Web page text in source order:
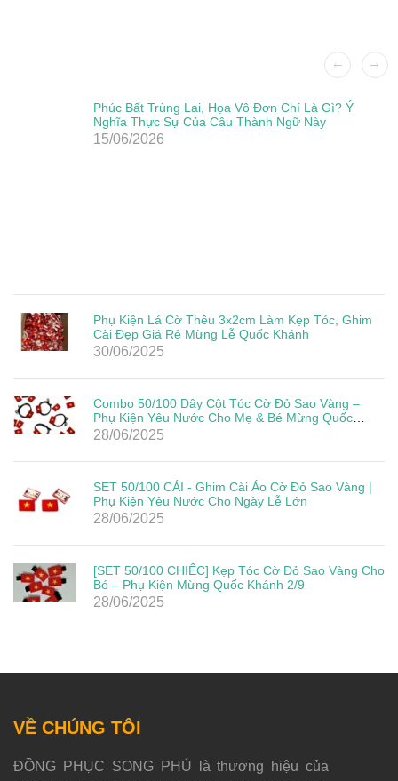
Phúc Bất Trùng Lai, Họa Vô Đơn Chí Là Gì? Ý
Nghĩa Thực Sự Của Câu Thành Ngữ Này
15/06/2026
Phụ Kiện Lá Cờ Thêu 3x2cm Làm Kẹp Tóc, Ghim
Cài Đẹp Giá Rẻ Mừng Lễ Quốc Khánh
30/06/2025
Combo 50/100 Dây Cột Tóc Cờ Đỏ Sao Vàng –
Phụ Kiện Yêu Nước Cho Mẹ & Bé Mừng Quốc
Khánh 2/9
28/06/2025
SET 50/100 CÁI - Ghim Cài Áo Cờ Đỏ Sao Vàng |
Phụ Kiện Yêu Nước Cho Ngày Lễ Lớn
28/06/2025
[SET 50/100 CHIẾC] Kẹp Tóc Cờ Đỏ Sao Vàng Cho
Bé – Phụ Kiện Mừng Quốc Khánh 2/9
28/06/2025
VỀ CHÚNG TÔI
ĐỒNG PHỤC SONG PHÚ là thương hiệu của